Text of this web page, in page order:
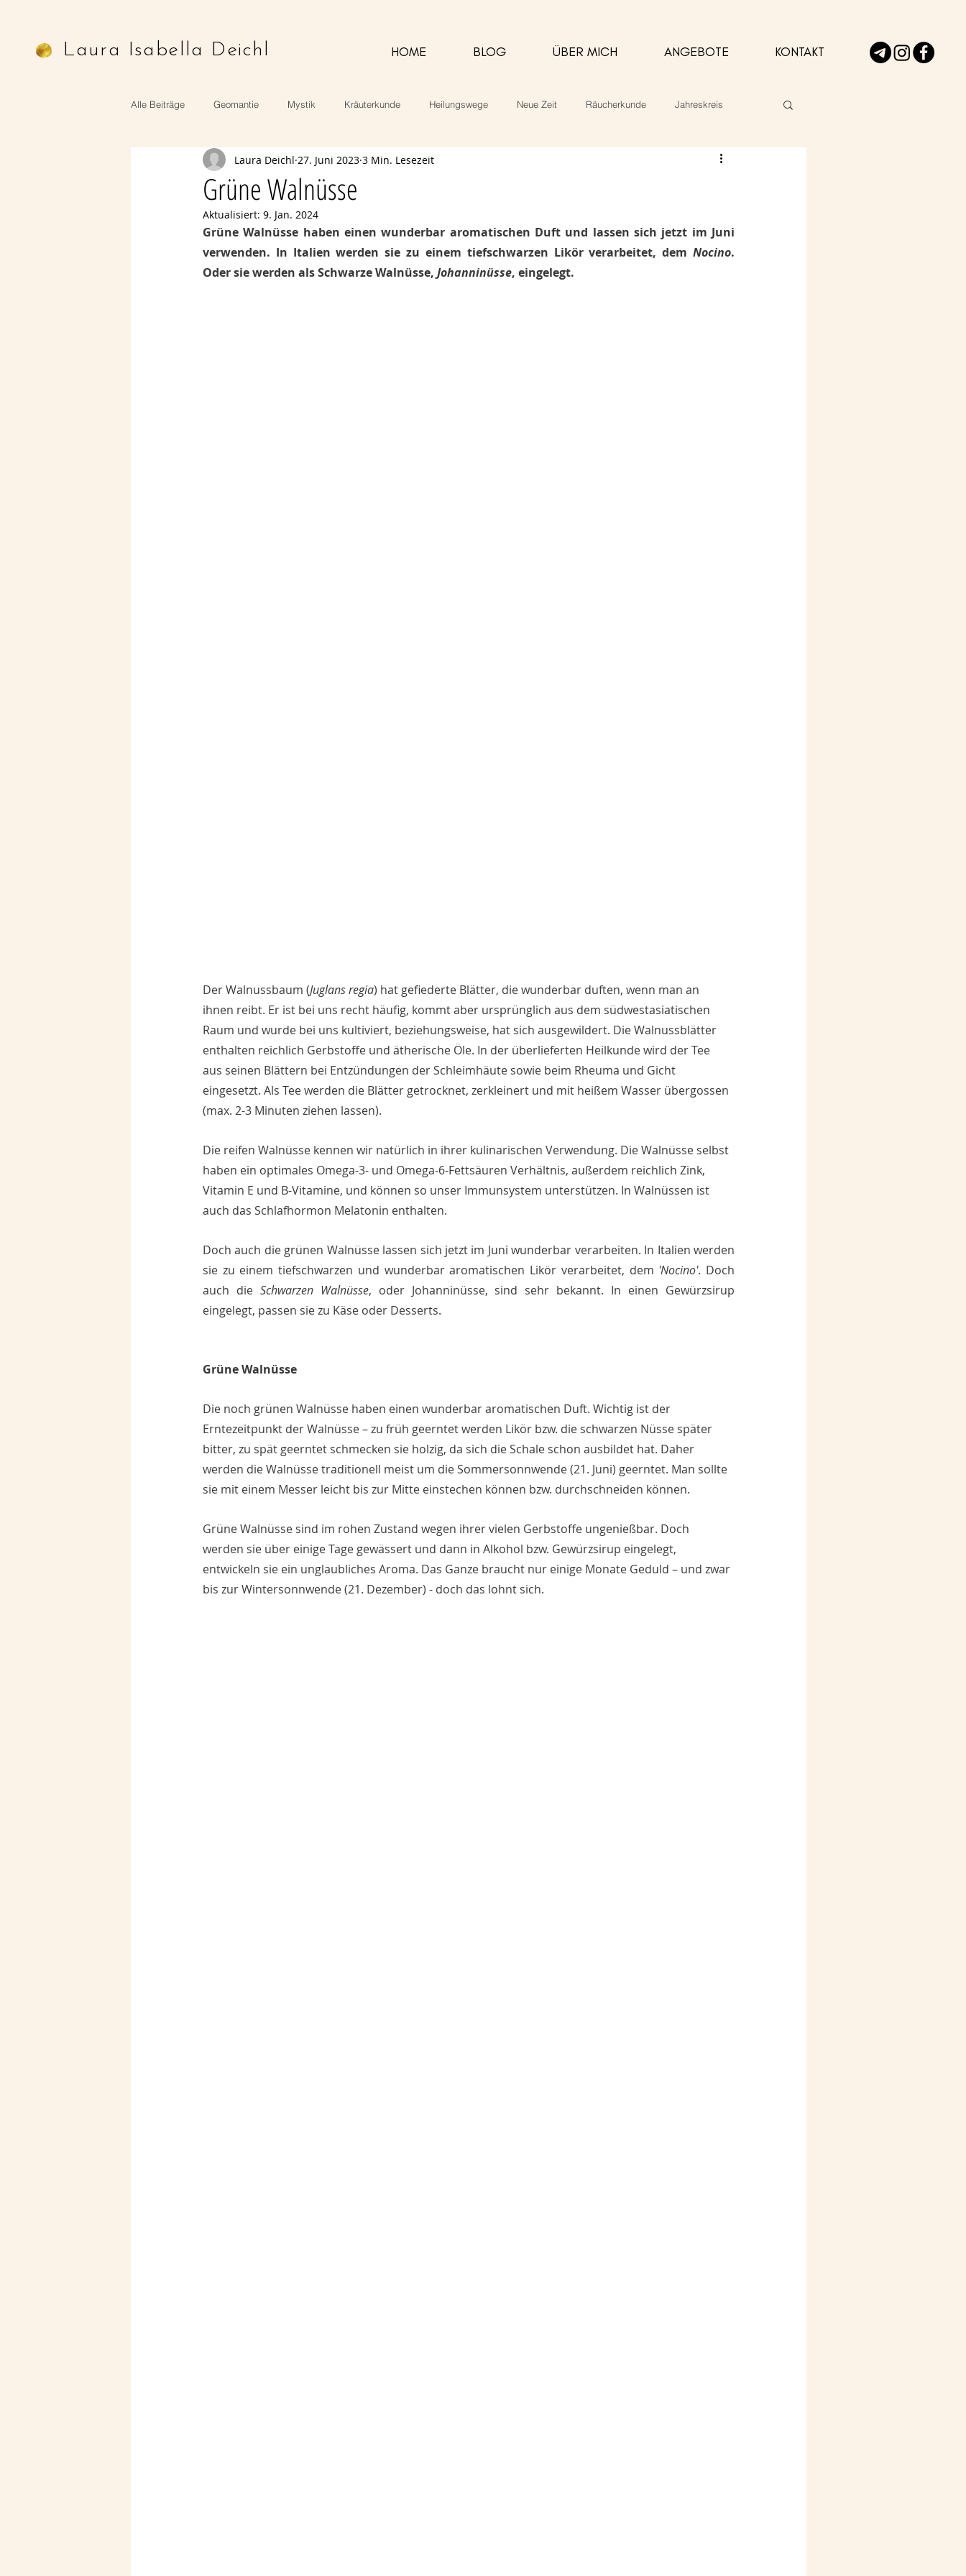
Laura Isabella Deichl HOME BLOG ÜBER MICH ANGEBOTE KONTAKT
Alle Beiträge Geomantie Mystik Kräuterkunde Heilungswege Neue Zeit Räucherkunde Jahreskreis
Mythologie Ritualarbeit Rezepte
Grüne Walnüsse
Laura Deichl 27. Juni 2023 3 Min. Lesezeit
Aktualisiert: 9. Jan. 2024
Grüne Walnüsse haben einen wunderbar aromatischen Duft und lassen sich jetzt im Juni
verwenden. In Italien werden sie zu einem tiefschwarzen Likör verarbeitet, dem Nocino.
Oder sie werden als Schwarze Walnüsse, Johanninüsse, eingelegt.
Der Walnussbaum (Juglans regia) hat gefiederte Blätter, die wunderbar duften, wenn man an
ihnen reibt. Er ist bei uns recht häufig, kommt aber ursprünglich aus dem südwestasiatischen
Raum und wurde bei uns kultiviert, beziehungsweise, hat sich ausgewildert. Die Walnussblätter
enthalten reichlich Gerbstoffe und ätherische Öle. In der überlieferten Heilkunde wird der Tee
aus seinen Blättern bei Entzündungen der Schleimhäute sowie beim Rheuma und Gicht
eingesetzt. Als Tee werden die Blätter getrocknet, zerkleinert und mit heißem Wasser übergossen
(max. 2-3 Minuten ziehen lassen).
Die reifen Walnüsse kennen wir natürlich in ihrer kulinarischen Verwendung. Die Walnüsse selbst
haben ein optimales Omega-3- und Omega-6-Fettsäuren Verhältnis, außerdem reichlich Zink,
Vitamin E und B-Vitamine, und können so unser Immunsystem unterstützen. In Walnüssen ist
auch das Schlafhormon Melatonin enthalten.
Doch auch die grünen Walnüsse lassen sich jetzt im Juni wunderbar verarbeiten. In Italien werden
sie zu einem tiefschwarzen und wunderbar aromatischen Likör verarbeitet, dem 'Nocino'. Doch
auch die Schwarzen Walnüsse, oder Johanninüsse, sind sehr bekannt. In einen Gewürzsirup
eingelegt, passen sie zu Käse oder Desserts.
Grüne Walnüsse
Die noch grünen Walnüsse haben einen wunderbar aromatischen Duft. Wichtig ist der
Erntezeitpunkt der Walnüsse – zu früh geerntet werden Likör bzw. die schwarzen Nüsse später
bitter, zu spät geerntet schmecken sie holzig, da sich die Schale schon ausbildet hat. Daher
werden die Walnüsse traditionell meist um die Sommersonnwende (21. Juni) geerntet. Man sollte
sie mit einem Messer leicht bis zur Mitte einstechen können bzw. durchschneiden können.
Grüne Walnüsse sind im rohen Zustand wegen ihrer vielen Gerbstoffe ungenießbar. Doch
werden sie über einige Tage gewässert und dann in Alkohol bzw. Gewürzsirup eingelegt,
entwickeln sie ein unglaubliches Aroma. Das Ganze braucht nur einige Monate Geduld – und zwar
bis zur Wintersonnwende (21. Dezember) - doch das lohnt sich.